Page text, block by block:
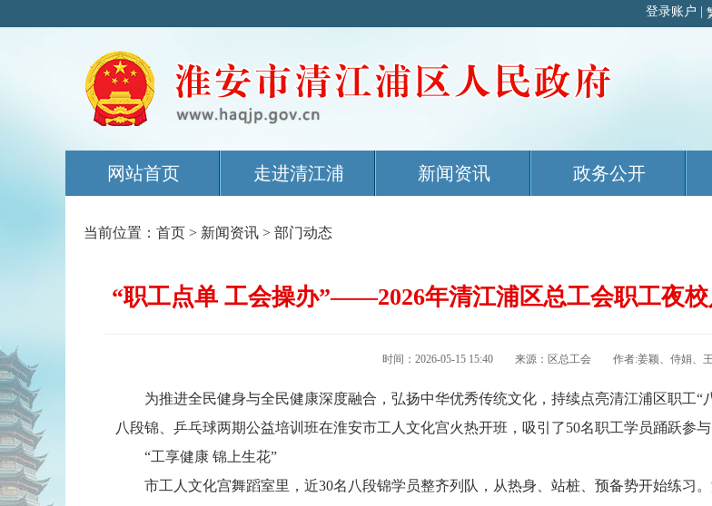
网站首页 走进清江浦 新闻资讯 政务公开
当前位置： 首页 > 新闻资讯 > 部门动态
“职工点单 工会操办”——2026年清江浦区总工会职工夜
时间：2026-05-15 15:40 来源：区总工会 作者:姜颖、侍娟
为推进全民健身与全民健康深度融合，弘扬中华优秀传统文化，持续点亮清江浦区职工
八段锦、乒乓球两期公益培训班在淮安市工人文化宫火热开班，吸引了50名职工学员踊跃参与
“工享健康 锦上生花”
市工人文化宫舞蹈室里，近30名八段锦学员整齐列队，从热身、站桩、预备势开始练习